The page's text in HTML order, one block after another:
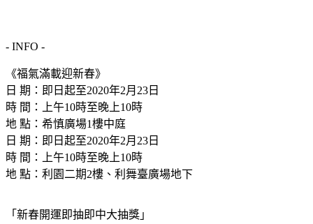
- INFO -
《福氣滿載迎新春》
日 期：即日起至2020年2月23日
時 間：上午10時至晚上10時
地 點：希慎廣場1樓中庭
日 期：即日起至2020年2月23日
時 間：上午10時至晚上10時
地 點：利園二期2樓、利舞臺廣場地下
「新春開運即抽即中大抽獎」